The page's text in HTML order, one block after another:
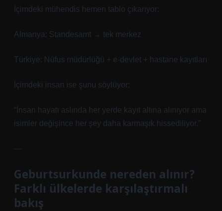
İçimdeki mühendis hemen tablo çıkarıyor:
Almanya: Standesamt → tek merkez
Türkiye: Nüfus müdürlüğü + e-devlet + hastane kayıtları
İçimdeki insan ise şunu söylüyor:
“İnsan hayatı aslında her yerde kayıt altına alınıyor ama
isimler değişince her şey daha karmaşık hissediliyor.”
—
Geburtsurkunde nereden alınır?
Farklı ülkelerde karşılaştırmalı
bakış